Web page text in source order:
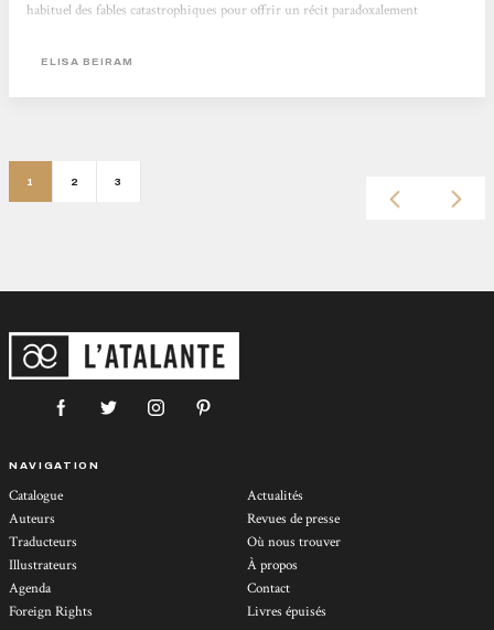
habituel des fables catastrophiques pour offrir un récit paradoxalement
retrouvent, en effet, à la fois éparpillés et unis pour leur survie et la
ELISA BEIRAM
1 2 3
NAVIGATION
Catalogue
Auteurs
Traducteurs
Illustrateurs
Agenda
Foreign Rights
Actualités
Revues de presse
Où nous trouver
À propos
Contact
Livres épuisés